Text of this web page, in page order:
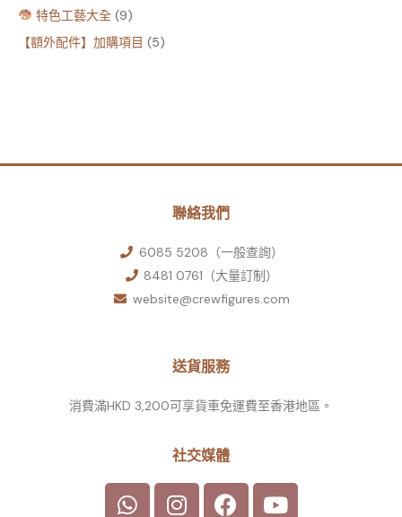
特色工藝大全 9
【額外配件】加購項目
5
聯絡我們
6085 5208（一般查詢）
8481 0761（大量訂制）
website@crewfigures.com
送貨服務
消費滿HKD 3,200可享貨車免運費至香港地區。
社交媒體